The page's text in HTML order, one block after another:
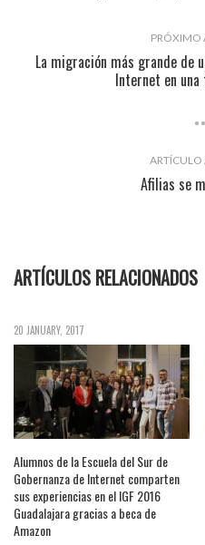
PRÓXIMO
La migración más grande de
Internet en
ARTÍCULO
Afilias se
ARTÍCULOS RELACIONADOS
20 JANUARY, 2017
Alumnos de la Escuela del Sur de
Gobernanza de Internet comparten
sus experiencias en el IGF 2016
Guadalajara gracias a beca de
Amazon